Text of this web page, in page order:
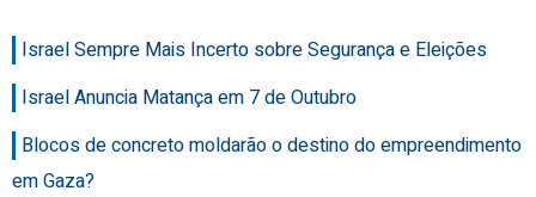
Israel Sempre Mais Incerto sobre Segurança e Eleições
Israel Anuncia Matança em 7 de Outubro
Blocos de concreto moldarão o destino do empreendimento
em Gaza?